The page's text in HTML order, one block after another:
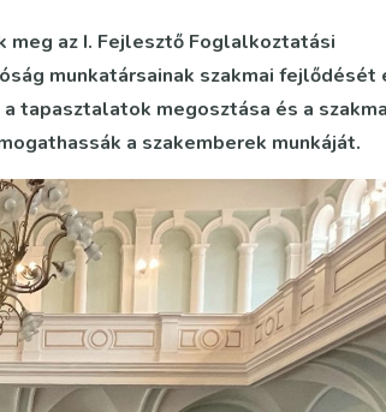
meg az I. Fejlesztő Foglalkoztatási
munkatársainak szakmai fejlődését
tapasztalatok megosztása és a
a szakemberek munkáját.